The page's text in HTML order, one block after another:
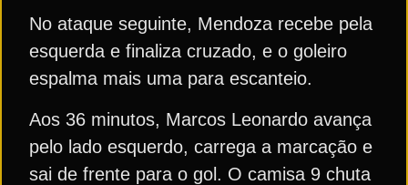
No ataque seguinte, Mendoza recebe pela
esquerda e finaliza cruzado, e o goleiro
espalma mais uma para escanteio.
Aos 36 minutos, Marcos Leonardo avança
pelo lado esquerdo, carrega a marcação e
sai de frente para o gol. O camisa 9 chuta